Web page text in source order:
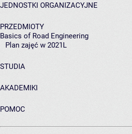
JEDNOSTKI ORGANIZACYJNE
PRZEDMIOTY
Basics of Road Engineering
Plan zajęć w 2021L
STUDIA
AKADEMIKI
POMOC